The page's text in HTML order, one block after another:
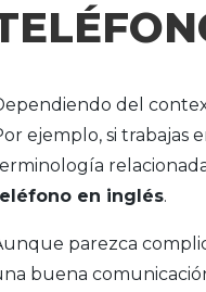
del
ejemplo, si trabajas
en inglés.
parezca
buena